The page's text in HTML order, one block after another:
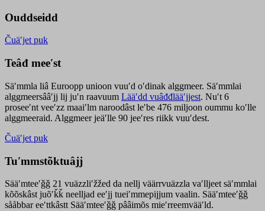
Ouddseidd
Čuäʹjet puk
Teâđ meeʹst
Säʹmmla liâ Euroopp unioon vuuʹd oʹdinak alggmeer. Säʹmmlai
alggmeersââʹjj lij juʹn raavuum Lääʹdd vuâđđlääʹjjest. Nuʹt 6
proseeʹnt veeʹzz maaiʹlm naroodâst leʹbe 476 miljoon oummu koʹlle
alggmeeraid. Alggmeer jeäʹlle 90 jeeʹres riikk vuuʹdest.
Čuäʹjet puk
Tuʹmmstõktuâjj
Sääʹmteeʹǧǧ 21 vuäzzliʹžžed da nellj väärrvuäzzla vaʹlljeet säʹmmlai
kõõskâst juõʹǩǩ neelljad eeʹjj tueiʹmmepijjum vaalin. Sääʹmteeʹǧǧ
sååbbar eeʹttkâstt Sääʹmteeʹǧǧ pââimõs mieʹrreemvääʹld.